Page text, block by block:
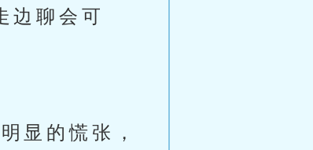
边聊会可
显的慌张，